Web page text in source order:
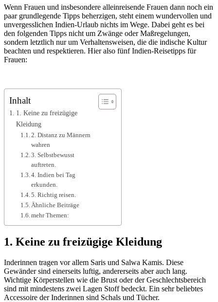
Wenn Frauen und insbesondere alleinreisende Frauen dann noch ein
paar grundlegende Tipps beherzigen, steht einem wundervollen und
unvergesslichen Indien-Urlaub nichts im Wege. Dabei geht es bei
den folgenden Tipps nicht um Zwänge oder Maßregelungen,
sondern letztlich nur um Verhaltensweisen, die die indische Kultur
beachten und respektieren. Hier also fünf Indien-Reisetipps für
Frauen:
Inhalt
1. Keine zu freizügige
Kleidung
2. Distanz zu Männern
wahren
3. Selbstbewusst
auftreten.
4. Indien bei Tag
erkunden.
5. Richtig reisen.
Ähnliche Beiträge
mehr Themen:
1. Keine zu freizügige Kleidung
Inderinnen tragen vor allem Saris und Salwa Kamis. Diese
Gewänder sind einerseits luftig, andererseits aber auch lang.
Wichtige Körperstellen wie die Brust oder der Geschlechtsbereich
sind mit mindestens zwei Lagen Stoff bedeckt. Ein sehr beliebtes
Accessoire der Inderinnen sind Schals und Tücher.